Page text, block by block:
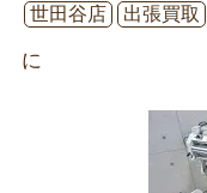
世田谷店
出張買取
に